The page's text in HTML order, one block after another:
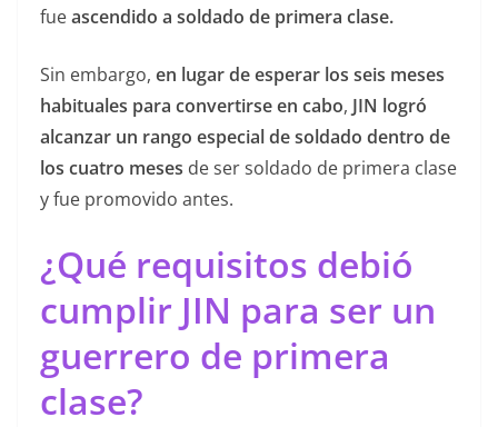
fueascendido a soldado de primera clase.
Sin embargo, en lugar de esperar los seis meses
habituales para convertirse en cabo, JIN logró
alcanzar un rango especial de soldado dentro de
los cuatro meses de ser soldado de primera clase
y fue promovido antes.
¿Qué requisitos debió
cumplir JIN para ser un
guerrero de primera
clase?